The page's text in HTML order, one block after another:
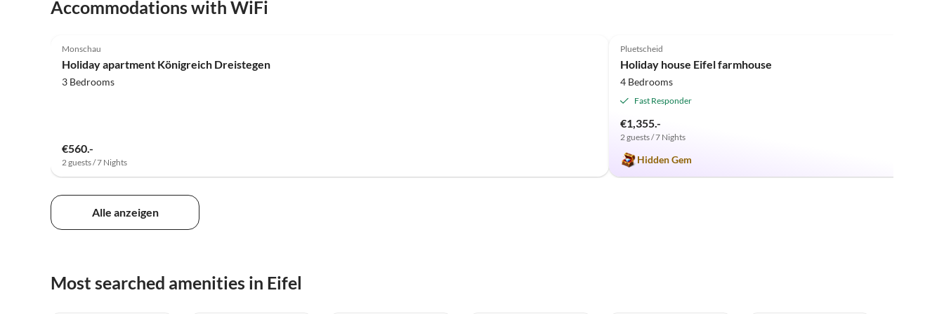
Accommodations with WiFi
Monschau
Holiday apartment Königreich Dreistegen
3 Bedrooms
€560.-
2 guests / 7 Nights
Pluetscheid
Holiday house Eifel farmhouse
4 Bedrooms
Fast Responder
€1,355.-
2 guests / 7 Nights
Hidden Gem
Alle anzeigen
Most searched amenities in Eifel